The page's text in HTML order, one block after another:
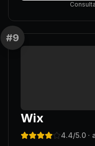
#9
Wix
4.4/5.0 ·